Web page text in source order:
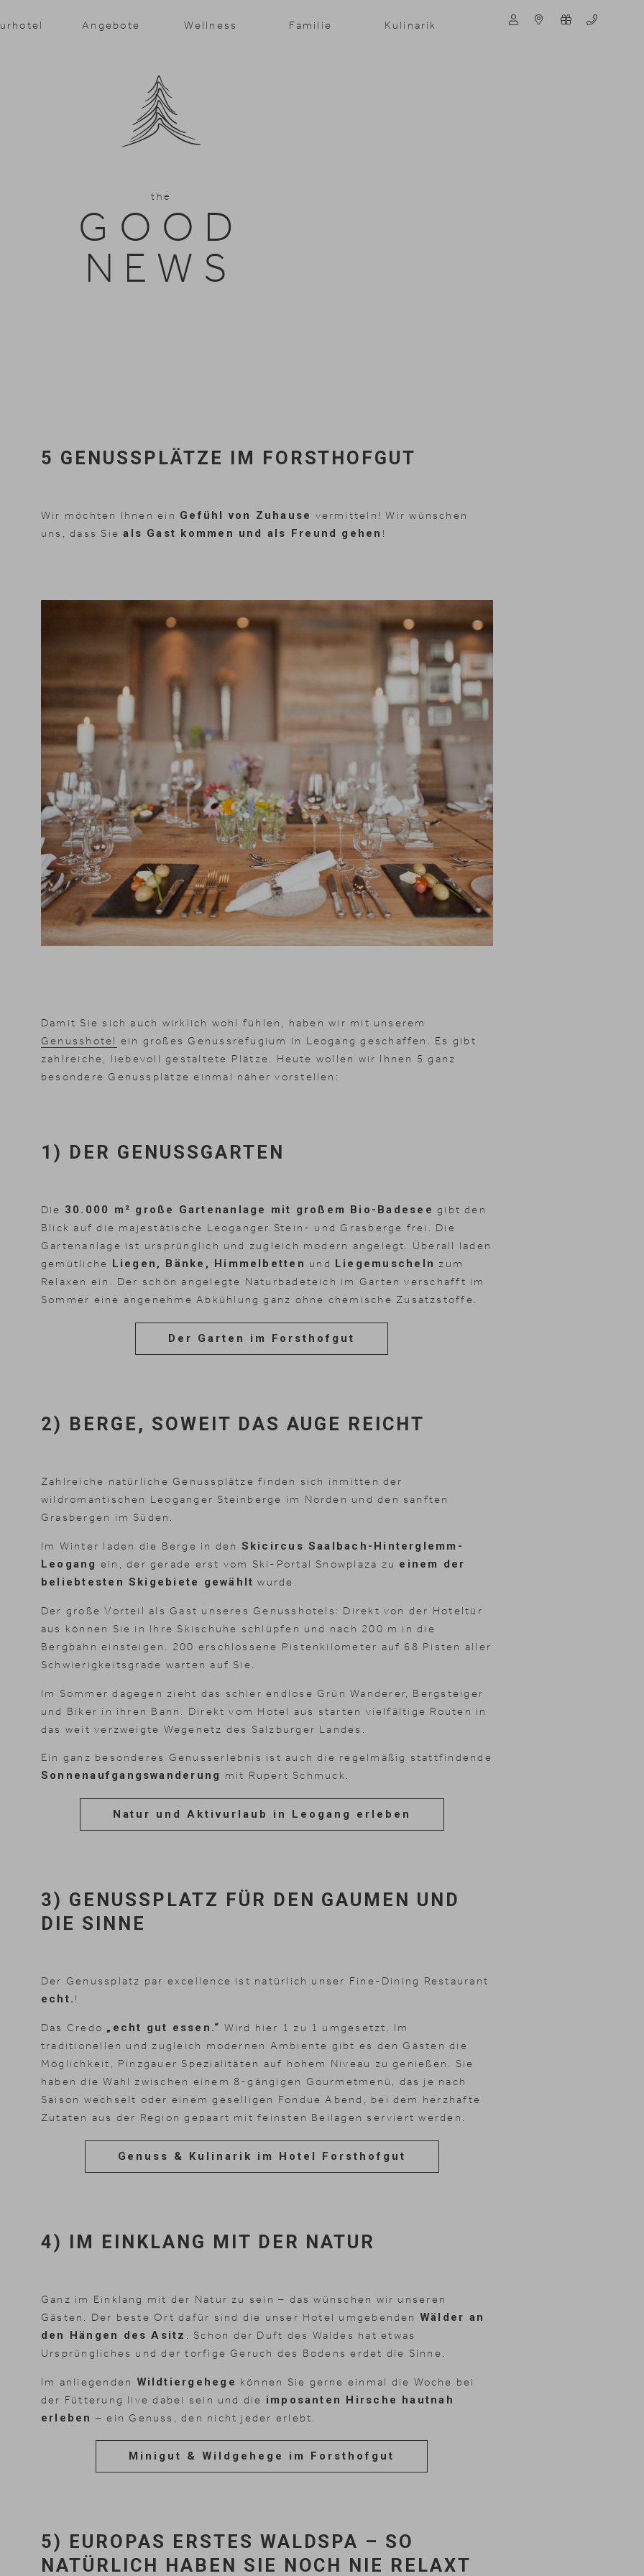
Angebote Wellness Familie Kulinarik
News & Stories Inklusivleistungen
the
GOOD
NEWS
5 GENUSSPLÄTZE IM FORSTHOFGUT
Wir möchten Ihnen ein Gefühl von Zuhause vermitteln! Wir wünschen
uns, dass Sieals Gast kommen und als Freund gehen !
Damit Sie sich auch wirklich wohl fühlen, haben wir mit unserem
Genusshotel ein großes Genussrefugium in Leogang geschaffen. Es gibt
zahlreiche, liebevoll gestaltete Plätze. Heute wollen wir Ihnen 5 ganz
besondere Genussplätze einmal näher vorstellen:
1) DER GENUSSGARTEN
Die 30.000 m² große Gartenanlage mit großem Bio-Badesee gibt den
Blick auf die majestätische Leoganger Stein- und Grasberge frei. Die
Gartenanlage ist ursprünglich und zugleich modern angelegt. Überall laden
gemütliche Liegen, Bänke, Himmelbetten und Liegemuscheln zum
Relaxen ein. Der schön angelegte Naturbadeteich im Garten verschafft im
Sommer eine angenehme Abkühlung ganz ohne chemische Zusatzstoffe.
Der Garten im Forsthofgut
2) BERGE, SOWEIT DAS AUGE REICHT
Zahlreiche natürliche Genussplätze finden sich inmitten der
wildromantischen Leoganger Steinberge im Norden und den sanften
Grasbergen im Süden.
Im Winter laden die Berge in den Skicircus Saalbach-Hinterglemm-
Leogang ein, der gerade erst vom Ski-Portal Snowplaza zu einem der
beliebtesten Skigebiete gewählt wurde.
Der große Vorteil als Gast unseres Genusshotels: Direkt von der Hoteltür
aus können Sie in Ihre Skischuhe schlüpfen und nach 200 m in die
Bergbahn einsteigen. 200 erschlossene Pistenkilometer auf 68 Pisten aller
Schwierigkeitsgrade warten auf Sie.
Im Sommer dagegen zieht das schier endlose Grün Wanderer, Bergsteiger
und Biker in ihren Bann. Direkt vom Hotel aus starten vielfältige Routen in
das weit verzweigte Wegenetz des Salzburger Landes.
Ein ganz besonderes Genusserlebnis ist auch die regelmäßig stattfindende
Sonnenaufgangswanderung mit Rupert Schmuck.
Natur und Aktivurlaub in Leogang erleben
3) GENUSSPLATZ FÜR DEN GAUMEN UND
DIE SINNE
Der Genussplatz par excellence ist natürlich unser Fine-Dining Restaurant
echt. !
Das Credo „echt gut essen.“ Wird hier 1 zu 1 umgesetzt. Im
traditionellen und zugleich modernen Ambiente gibt es den Gästen die
Möglichkeit, Pinzgauer Spezialitäten auf hohem Niveau zu genießen. Sie
haben die Wahl zwischen einem 8-gängigen Gourmetmenü, das je nach
Saison wechselt oder einem geselligen Fondue Abend, bei dem herzhafte
Zutaten aus der Region gepaart mit feinsten Beilagen serviert werden.
Genuss & Kulinarik im Hotel Forsthofgut
4) IM EINKLANG MIT DER NATUR
Ganz im Einklang mit der Natur zu sein – das wünschen wir unseren
Gästen. Der beste Ort dafür sind die unser Hotel umgebenden Wälder an
den Hängen des Asitz . Schon der Duft des Waldes hat etwas
Ursprüngliches und der torfige Geruch des Bodens erdet die Sinne.
Im anliegenden Wildtiergehege können Sie gerne einmal die Woche bei
der Fütterung live dabei sein und die imposanten Hirsche hautnah
erleben – ein Genuss, den nicht jeder erlebt.
Minigut & Wildgehege im Forsthofgut
5) EUROPAS ERSTES WALDSPA – SO
NATÜRLICH HABEN SIE NOCH NIE RELAXT